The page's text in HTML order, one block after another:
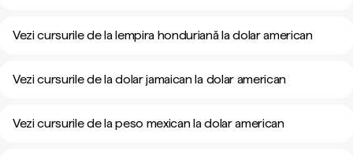
Vezi cursurile de la lempira honduriană la dolar american
Vezi cursurile de la dolar jamaican la dolar american
Vezi cursurile de la peso mexican la dolar american